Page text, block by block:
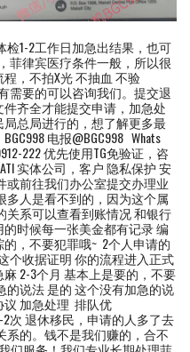
检1-2工作日加急出结果，也可
菲律宾医疗条件一般，所以很
，不拍X光 不抽血 不验
需要的可以咨询我们。提交退
齐全才能提交申请，加急处
总局进行的，想了解更多最
电报@BGC998 Whats
222 优先使用TG免验证，咨
实体公司，客户 隐私保护 安
或前往我们办公室提交办理业
多人是看不到的，因为这个属
关系可以查看到账情况 和银行
时候每一张美金都有记录 编
，不要犯罪哦~ 2个人申请的
个收据证明 你的流程进入正式
2-3个月 基本上是要的，不要
说法 是的 这个没有加急的说
加急处理 排队优
次 退休移民，申请的人多了去
系的。钱不是我们赚的，合不